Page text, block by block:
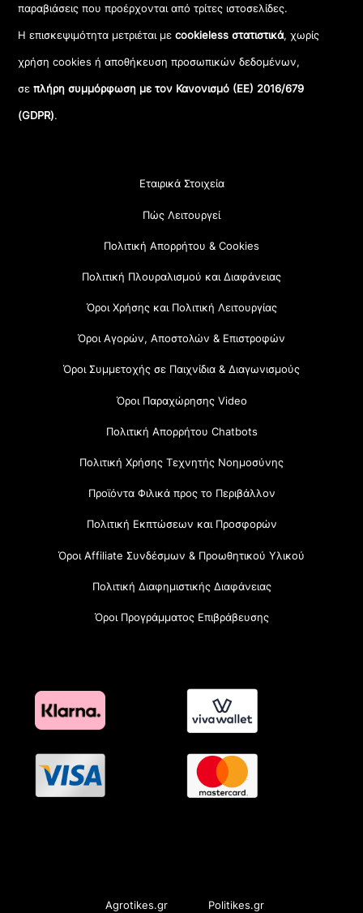
παραβιάσεις που προέρχονται από τρίτες ιστοσελίδες.
Η επισκεψιμότητα μετριέται μεcookieless στατιστικά, χωρίς
χρήση cookies ή αποθήκευση προσωπικών δεδομένων,
σεπλήρη συμμόρφωση με τον Κανονισμό (ΕΕ) 2016/679
(GDPR).
Εταιρικά Στοιχεία
Πώς Λειτουργεί
Πολιτική Απορρήτου & Cookies
Πολιτική Πλουραλισμού και Διαφάνειας
Όροι Χρήσης και Πολιτική Λειτουργίας
Όροι Αγορών, Αποστολών & Επιστροφών
Όροι Συμμετοχής σε Παιχνίδια & Διαγωνισμούς
Όροι Παραχώρησης Video
Πολιτική Απορρήτου Chatbots
Πολιτική Χρήσης Τεχνητής Νοημοσύνης
Προϊόντα Φιλικά προς το Περιβάλλον
Πολιτική Εκπτώσεων και Προσφορών
Όροι Affiliate Συνδέσμων & Προωθητικού Υλικού
Πολιτική Διαφημιστικής Διαφάνειας
Όροι Προγράμματος Επιβράβευσης
Agrotikes.gr Politikes.gr